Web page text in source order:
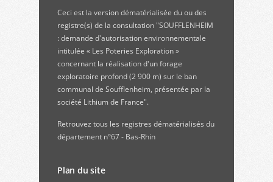
Ceci est la version dématérialisée du ou des
registre(s) de la consultation "SOUFFLENHEIM
: demande d'autorisation environnementale
intitulée « Les Poteries Exploration »
concernant la réalisation d'un forage
exploratoire profond (2 900 m) sur le ban
communal de Soufflenheim, présentée par la
société Lithium de France".
Retrouvez tous les registres dématérialisés du
département n°67 - Bas-Rhin
Plan du site